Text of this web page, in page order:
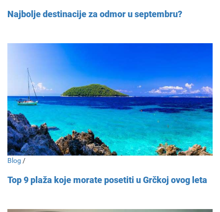
Najbolje destinacije za odmor u septembru?
Blog /
Top 9 plaža koje morate posetiti u Grčkoj ovog leta